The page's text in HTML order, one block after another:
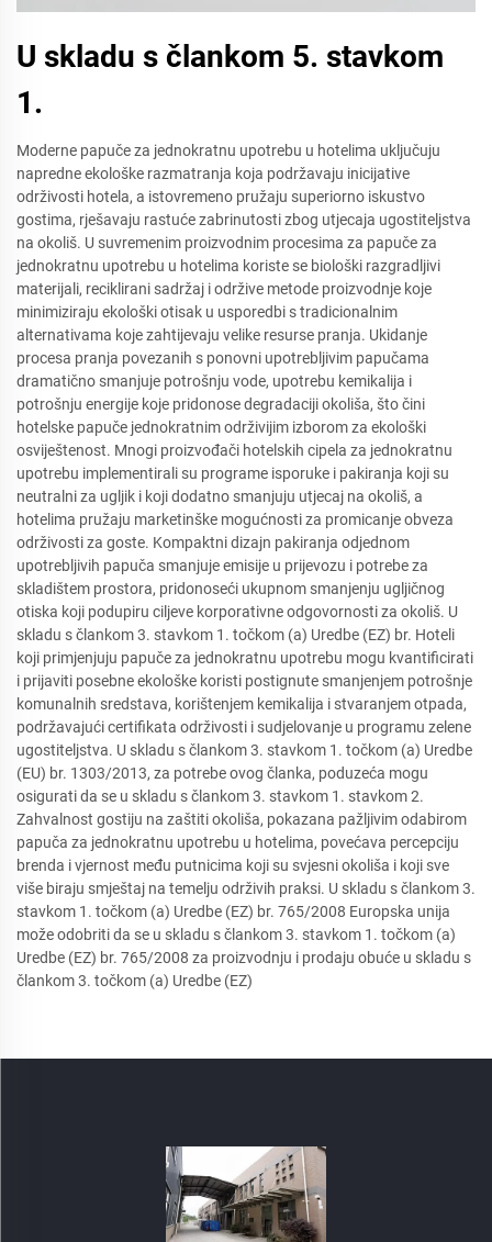
U skladu s člankom 5. stavkom
1.
Moderne papuče za jednokratnu upotrebu u hotelima uključuju
napredne ekološke razmatranja koja podržavaju inicijative
održivosti hotela, a istovremeno pružaju superiorno iskustvo
gostima, rješavaju rastuće zabrinutosti zbog utjecaja ugostiteljstva
na okoliš. U suvremenim proizvodnim procesima za papuče za
jednokratnu upotrebu u hotelima koriste se biološki razgradljivi
materijali, reciklirani sadržaj i održive metode proizvodnje koje
minimiziraju ekološki otisak u usporedbi s tradicionalnim
alternativama koje zahtijevaju velike resurse pranja. Ukidanje
procesa pranja povezanih s ponovni upotrebljivim papučama
dramatično smanjuje potrošnju vode, upotrebu kemikalija i
potrošnju energije koje pridonose degradaciji okoliša, što čini
hotelske papuče jednokratnim održivijim izborom za ekološki
osviještenost. Mnogi proizvođači hotelskih cipela za jednokratnu
upotrebu implementirali su programe isporuke i pakiranja koji su
neutralni za ugljik i koji dodatno smanjuju utjecaj na okoliš, a
hotelima pružaju marketinške mogućnosti za promicanje obveza
održivosti za goste. Kompaktni dizajn pakiranja odjednom
upotrebljivih papuča smanjuje emisije u prijevozu i potrebe za
skladištem prostora, pridonoseći ukupnom smanjenju ugljičnog
otiska koji podupiru ciljeve korporativne odgovornosti za okoliš. U
skladu s člankom 3. stavkom 1. točkom (a) Uredbe (EZ) br. Hoteli
koji primjenjuju papuče za jednokratnu upotrebu mogu kvantificirati
i prijaviti posebne ekološke koristi postignute smanjenjem potrošnje
komunalnih sredstava, korištenjem kemikalija i stvaranjem otpada,
podržavajući certifikata održivosti i sudjelovanje u programu zelene
ugostiteljstva. U skladu s člankom 3. stavkom 1. točkom (a) Uredbe
(EU) br. 1303/2013, za potrebe ovog članka, poduzeća mogu
osigurati da se u skladu s člankom 3. stavkom 1. stavkom 2.
Zahvalnost gostiju na zaštiti okoliša, pokazana pažljivim odabirom
papuča za jednokratnu upotrebu u hotelima, povećava percepciju
brenda i vjernost među putnicima koji su svjesni okoliša i koji sve
više biraju smještaj na temelju održivih praksi. U skladu s člankom 3.
stavkom 1. točkom (a) Uredbe (EZ) br. 765/2008 Europska unija
može odobriti da se u skladu s člankom 3. stavkom 1. točkom (a)
Uredbe (EZ) br. 765/2008 za proizvodnju i prodaju obuće u skladu s
člankom 3. točkom (a) Uredbe (EZ)